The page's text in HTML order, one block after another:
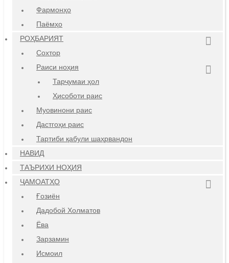
Фармонҳо
Паёмҳо
РОҲБАРИЯТ
Сохтор
Раиси ноҳия
Тарҷумаи ҳол
Ҳисоботи раис
Муовинони раис
Дастгоҳи раис
Тартиби қабули шаҳрвандон
НАВИД
ТАЪРИХИ НОҲИЯ
ҶАМОАТҲО
Ғозиён
Дадобой Холматов
Ёва
Зарзамин
Исмоил